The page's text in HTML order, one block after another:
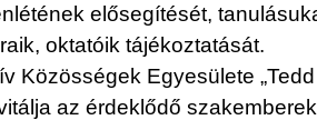
elősegítését,
oktatóik tájékoztatását.
Közösségek Egyesülete
az érdeklődő